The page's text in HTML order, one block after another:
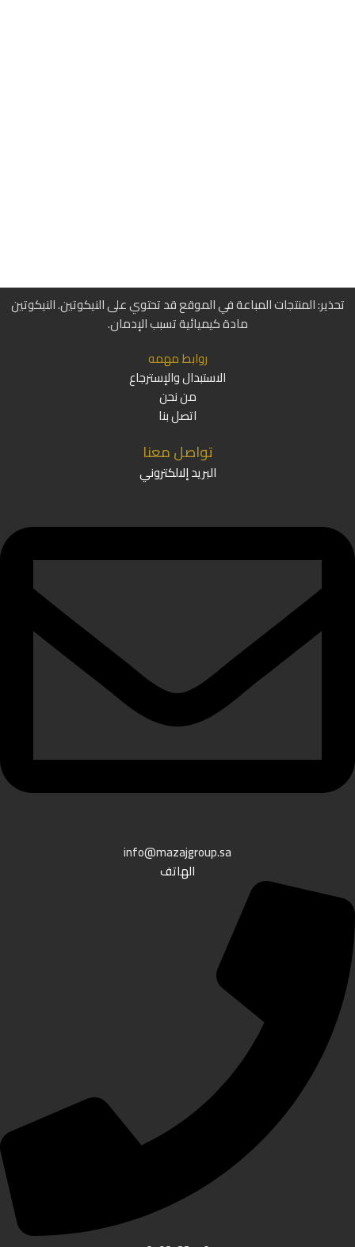
تحذير: المنتجات المباعة في الموقع قد تحتوي على النيكوتين. النيكوتين
مادة كيميائية تسبب الإدمان.
روابط مهمه
الاستبدال والإسترجاع
من نحن
اتصل بنا
تواصل معنا
البريد إلالكتروني
info@mazajgroup.sa
الهاتف